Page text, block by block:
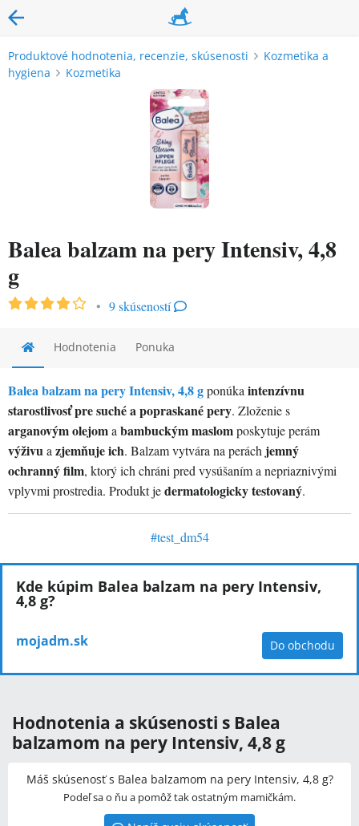
Produktové hodnotenia, recenzie, skúsenosti
Kozmetika a
hygiena
Kozmetika
Balea balzam na pery Intensiv, 4,8
g
• 9 skúseností
Hodnotenia Ponuka
Balea balzam na pery Intensiv, 4,8 gponúkaintenzívnu
starostlivosť pre suché a popraskané pery. Zloženie s
arganovým olejomabambuckým maslomposkytuje perám
výživuazjemňuje ich. Balzam vytvára na perách jemný
ochranný film, ktorý ich chráni pred vysúšaním a nepriaznivými
vplyvmi prostredia. Produkt jedermatologicky testovaný.
#test_dm54
Kde kúpim Balea balzam na pery Intensiv,
4,8 g?
mojadm.sk Do obchodu
Hodnotenia a skúsenosti s Balea
balzamom na pery Intensiv, 4,8 g
Máš skúsenosť s Balea balzamom na pery Intensiv, 4,8 g?
Podeľ sa o ňu a pomôž tak ostatným mamičkám.